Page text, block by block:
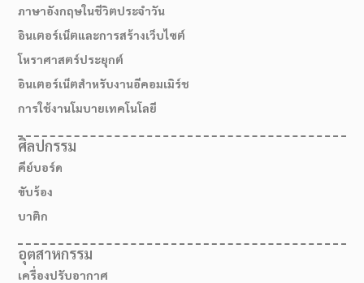
ภาษาอังกฤษในชีวิตประจำวัน
อินเตอร์เน็ตและการสร้างเว็บไซต์
โหราศาสตร์ประยุกต์
อินเตอร์เน็ตสำหรับงานอีคอมเมิร์ช
การใช้งานโมบายเทคโนโลยี
ศิลปกรรม
คีย์บอร์ด
ขับร้อง
บาติก
อุตสาหกรรม
เครื่องปรับอากาศ